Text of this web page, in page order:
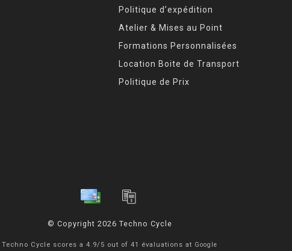
Politique d’expédition
Atelier & Mises au Point
Formations Personnalisées
Location Boite de Transport
Politique de Prix
© Copyright 2026 Techno Cycle
Techno Cycle scores a 4.9/ 5 out of 41 évaluations at Google